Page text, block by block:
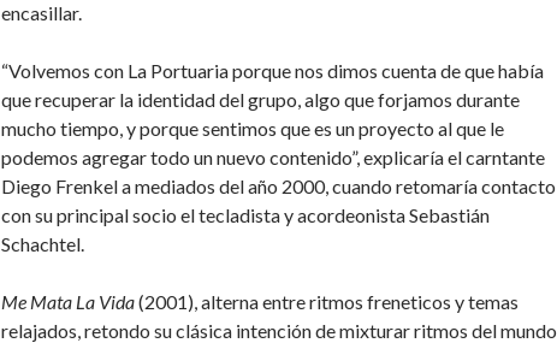
encasillar.
“Volvemos con La Portuaria porque nos dimos cuenta de que había
que recuperar la identidad del grupo, algo que forjamos durante
mucho tiempo, y porque sentimos que es un proyecto al que le
podemos agregar todo un nuevo contenido”, explicaría el carntante
Diego Frenkel a mediados del año 2000, cuando retomaría contacto
con su principal socio el tecladista y acordeonista Sebastián
Schachtel.
Me Mata La Vida(2001), alterna entre ritmos freneticos y temas
relajados, retondo su clásica intención de mixturar ritmos del mundo